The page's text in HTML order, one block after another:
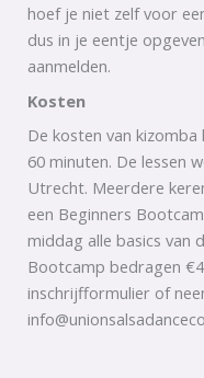
hoef je niet zelf voor
dus in je eentje
aanmelden.
Kosten
De kosten van kizomba
60 minuten. De lessen
Utrecht. Meerdere
een Beginners
middag alle basics van
Bootcamp bedragen
inschrijfformulier of